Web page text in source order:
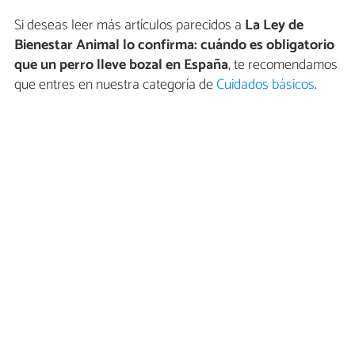
Si deseas leer más artículos parecidos a La Ley de
Bienestar Animal lo confirma: cuándo es obligatorio
que un perro lleve bozal en España, te recomendamos
que entres en nuestra categoría deCuidados básicos.